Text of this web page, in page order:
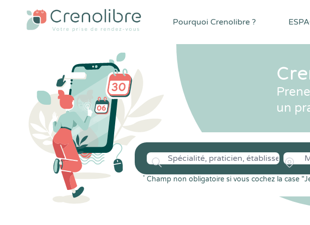
Pourquoi Crenolibre ?
un
* Champ non obligatoire si vous cochez la case